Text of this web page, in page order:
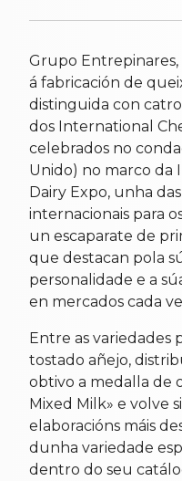
Grupo Entrepinares,
á fabricación de
distinguida con
dos International
celebrados no
Unido) no marco da
Dairy Expo, unha
internacionais para
un escaparate de
que destacan pola
personalidade e a
en mercados cada
Entre as variedades
tostado añejo,
obtivo a medalla de
Mixed Milk» e volve
elaboracións máis
dunha variedade
dentro do seu